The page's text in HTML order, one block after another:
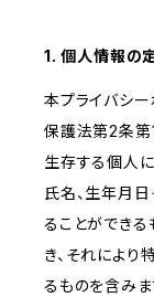
1. 個人情報の
本プライバシー
保護法第2条第
生存する個人
氏名、生年月
ることができ
き、それにより
るものを含みま